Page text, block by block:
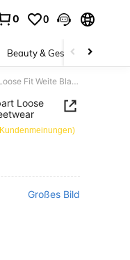
0 0
Beauty & Gesundheit
SHEIN Kleine Jungen Vintage Washed Katzenbart Loose Fit Weite Blaue Verkürzte Jeans, für Kinder Streetwear
Loose
Großes Bild